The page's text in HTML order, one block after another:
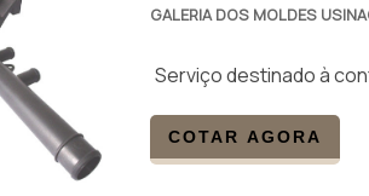
GALERIA DOS MOLDES
Serviço destinado à
COTAR AGORA